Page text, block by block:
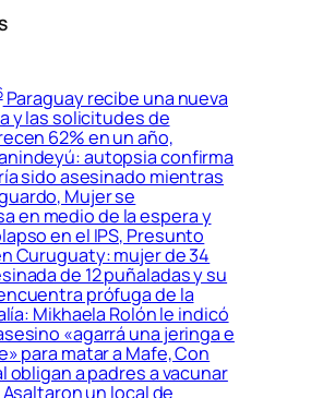
Paraguay recibe una nueva
y las solicitudes de
62% en un año,
autopsia confirma
sido asesinado mientras
Mujer se
en medio de la espera y
en el IPS, Presunto
Curuguaty: mujer de 34
de 12 puñaladas y su
prófuga de la
Mikhaela Rolón le indicó
«agarrá una jeringa e
para matar a Mafe, Con
obligan a padres a vacunar
un local de